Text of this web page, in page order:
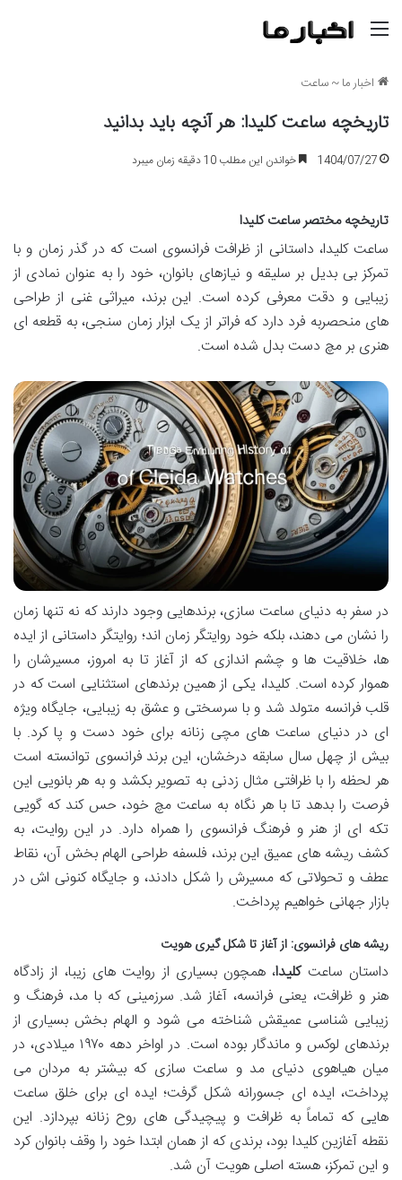
اخبار ما~ساعت
تاریخچه ساعت کلیدا: هر آنچه باید بدانید
1404/07/27 خواندن این مطلب 10 دقیقه زمان میبرد
تاریخچه مختصر ساعت کلیدا
ساعت کلیدا، داستانی از ظرافت فرانسوی است که در گذر زمان و با
تمرکز بی بدیل بر سلیقه و نیازهای بانوان، خود را به عنوان نمادی از
زیبایی و دقت معرفی کرده است. این برند، میراثی غنی از طراحی
های منحصربه فرد دارد که فراتر از یک ابزار زمان سنجی، به قطعه ای
هنری بر مچ دست بدل شده است.
در سفر به دنیای ساعت سازی، برندهایی وجود دارند که نه تنها زمان
را نشان می دهند، بلکه خود روایتگر زمان اند؛ روایتگر داستانی از ایده
ها، خلاقیت ها و چشم اندازی که از آغاز تا به امروز، مسیرشان را
هموار کرده است. کلیدا، یکی از همین برندهای استثنایی است که در
قلب فرانسه متولد شد و با سرسختی و عشق به زیبایی، جایگاه ویژه
ای در دنیای ساعت های مچی زنانه برای خود دست و پا کرد. با
بیش از چهل سال سابقه درخشان، این برند فرانسوی توانسته است
هر لحظه را با ظرافتی مثال زدنی به تصویر بکشد و به هر بانویی این
فرصت را بدهد تا با هر نگاه به ساعت مچ خود، حس کند که گویی
تکه ای از هنر و فرهنگ فرانسوی را همراه دارد. در این روایت، به
کشف ریشه های عمیق این برند، فلسفه طراحی الهام بخش آن، نقاط
عطف و تحولاتی که مسیرش را شکل دادند، و جایگاه کنونی اش در
بازار جهانی خواهیم پرداخت.
ریشه های فرانسوی: از آغاز تا شکل گیری هویت
داستان ساعتکلیدا، همچون بسیاری از روایت های زیبا، از زادگاه
هنر و ظرافت، یعنی فرانسه، آغاز شد. سرزمینی که با مد، فرهنگ و
زیبایی شناسی عمیقش شناخته می شود و الهام بخش بسیاری از
برندهای لوکس و ماندگار بوده است. در اواخر دهه ۱۹۷۰ میلادی، در
میان هیاهوی دنیای مد و ساعت سازی که بیشتر به مردان می
پرداخت، ایده ای جسورانه شکل گرفت؛ ایده ای برای خلق ساعت
هایی که تماماً به ظرافت و پیچیدگی های روح زنانه بپردازد. این
نقطه آغازین کلیدا بود، برندی که از همان ابتدا خود را وقف بانوان کرد
و این تمرکز، هسته اصلی هویت آن شد.